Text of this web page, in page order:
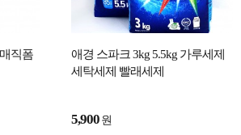
직폼
애경 스파크 3kg 5.5kg 가루세제
세탁세제 빨래세제
5,900 원